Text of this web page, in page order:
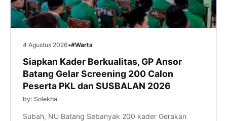
4 Agustus 2026•#Warta
Siapkan Kader Berkualitas, GP Ansor
Batang Gelar Screening 200 Calon
Peserta PKL dan SUSBALAN 2026
by: Solekha
Subah, NU Batang Sebanyak 200 kader Gerakan